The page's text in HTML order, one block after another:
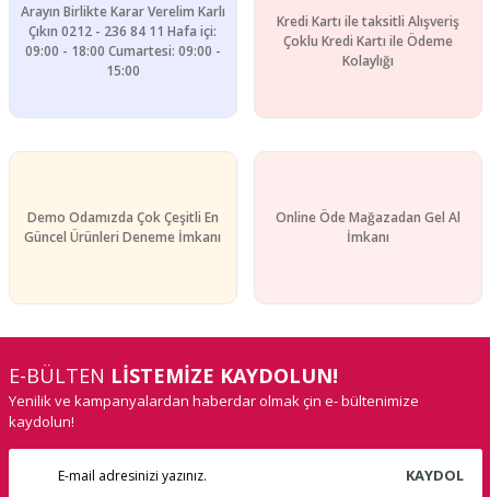
Arayın Birlikte Karar Verelim Karlı
Çıkın 0212 - 236 84 11 Hafa içi:
09:00 - 18:00 Cumartesi: 09:00 -
15:00
Kredi Kartı ile taksitli Alışveriş
Çoklu Kredi Kartı ile Ödeme
Kolaylığı
Demo Odamızda Çok Çeşitli En
Güncel Ürünleri Deneme İmkanı
Online Öde Mağazadan Gel Al
İmkanı
E-BÜLTEN LİSTEMİZE KAYDOLUN!
Yenilik ve kampanyalardan haberdar olmak çin e- bültenimize
kaydolun!
KAYDOL